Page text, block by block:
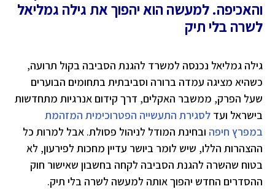
והאכיפה. למעשה הוא יהפוך את גילה גמליאל
לשרה בלי תיק
גילה גמליאל נכנסה למשרד להגנת הסביבה בקול תרועה,
כשהיא מציגה עמדה ברורה וסביבתית בתחומים הבוערים
שעל הפרק, ממשבר האקלים, דרך קידום אנרגיות מתחדשות
בישראל ועד לסגירת התעשייה הפטרוכימית המזהמת
במפרץ חיפה ובחינת המודל לניהול פסולת. אבל למרות כל
ההצהרות הללו, שיש לומר ביושר עדיין מחכות לפירעון, לא
בטוח שהשרה להגנת הסביבה לקחה בחשבון שאישור חוק
ההסדרים החדש יהפוך אותה למעשה לשרה בלי תיק.